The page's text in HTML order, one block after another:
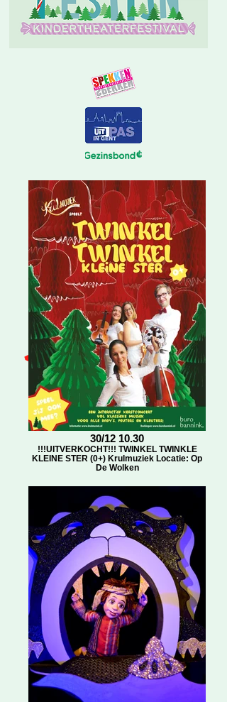
30/12 10.30
!!!UITVERKOCHT!!! TWINKEL TWINKLE
KLEINE STER (0+) Krulmuziek Locatie: Op
De Wolken